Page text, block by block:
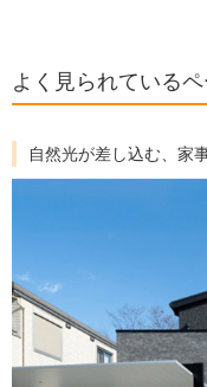
よく見られている
自然光が差し込む、家